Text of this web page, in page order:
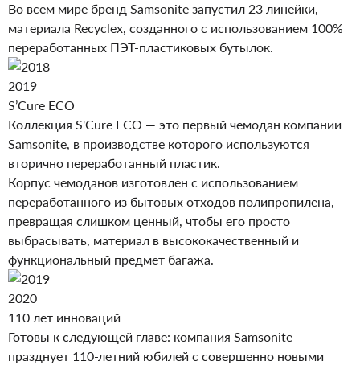
Во всем мире бренд Samsonite запустил 23 линейки,
материала Recyclex, созданного с использованием 100%
переработанных ПЭТ-пластиковых бутылок.
2019
S’Cure ECO
Коллекция S'Cure ECO — это первый чемодан компании
Samsonite, в производстве которого используются
вторично переработанный пластик.
Корпус чемоданов изготовлен с использованием
переработанного из бытовых отходов полипропилена,
превращая слишком ценный, чтобы его просто
выбрасывать, материал в высококачественный и
функциональный предмет багажа.
2020
110 лет инноваций
Готовы к следующей главе: компания Samsonite
празднует 110-летний юбилей с совершенно новыми